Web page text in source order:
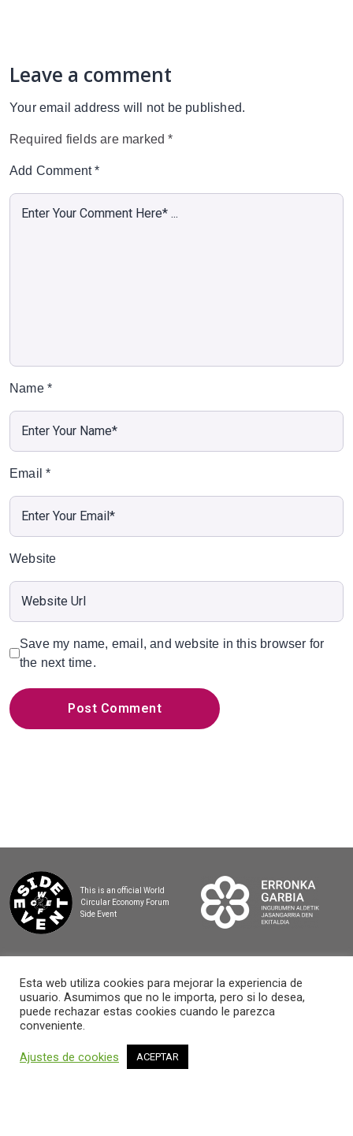
Leave a comment
Your email address will not be published.
Required fields are marked*
Add Comment*
Name *
Email*
Website
Save my name, email, and website in this browser for
the next time.
This is an official World
Circular Economy Forum
Side Event
2025 BASQUE CIRCULAR SUMMIT
Esta web utiliza cookies para mejorar la experiencia de
usuario. Asumimos que no le importa, pero si lo desea,
puede rechazar estas cookies cuando le parezca
conveniente.
Ajustes de cookies ACEPTAR